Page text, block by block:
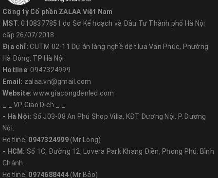
Công ty Cổ phần ZALAA Việt Nam
MST: 0108377851 do Sở Kế hoạch và Đầu Tư Thành phố Hà Nội
cấp 26/07/2018.
Địa chỉ: CUTM 02-11 Dự án làng nghề dệt lụa Vạn Phúc, Phường
Hà Đông, TP Hà Nội.
Hotline: 0947324999
Email: zalaa.vn@gmail.com
Website:www.giacongdenled.com
_ _ VP Giao Dịch _ _
- Hà Nội: Số J03-08 An Phú Shop Villa, KĐT Dương Nội, P. Dương
Nội.
Hotline: 0947324999(Mr Long)
- HCM: Số 1C, Đường 12, Lovera Park Khang Điền, Phong Phú, Bình
Chánh.
Hotline: 0974688444(Mr Bảo)